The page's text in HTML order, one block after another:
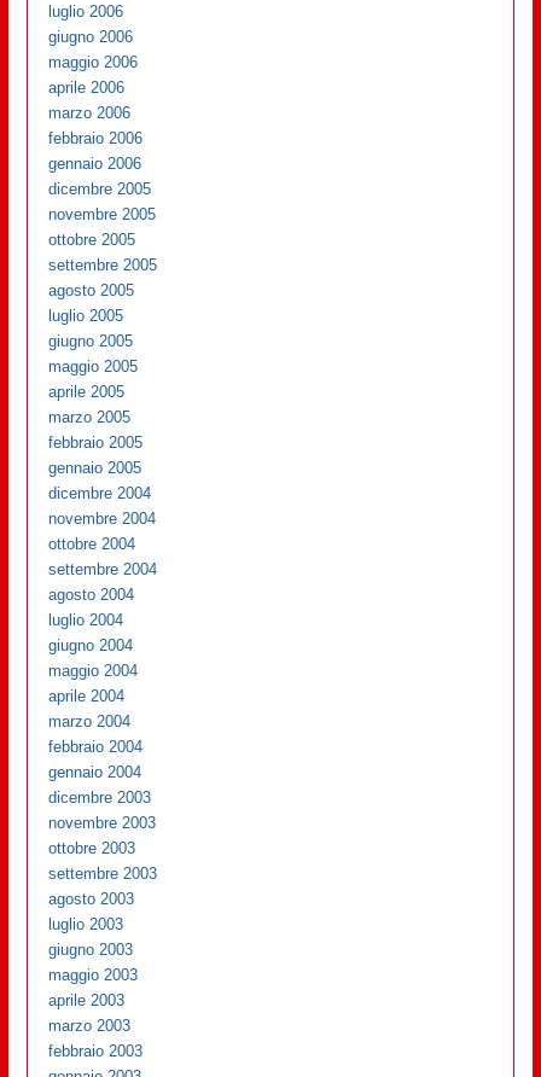
luglio 2006
giugno 2006
maggio 2006
aprile 2006
marzo 2006
febbraio 2006
gennaio 2006
dicembre 2005
novembre 2005
ottobre 2005
settembre 2005
agosto 2005
luglio 2005
giugno 2005
maggio 2005
aprile 2005
marzo 2005
febbraio 2005
gennaio 2005
dicembre 2004
novembre 2004
ottobre 2004
settembre 2004
agosto 2004
luglio 2004
giugno 2004
maggio 2004
aprile 2004
marzo 2004
febbraio 2004
gennaio 2004
dicembre 2003
novembre 2003
ottobre 2003
settembre 2003
agosto 2003
luglio 2003
giugno 2003
maggio 2003
aprile 2003
marzo 2003
febbraio 2003